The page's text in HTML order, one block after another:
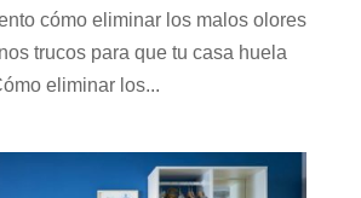
cómo eliminar los malos olores
trucos para que tu casa huela
eliminar los...